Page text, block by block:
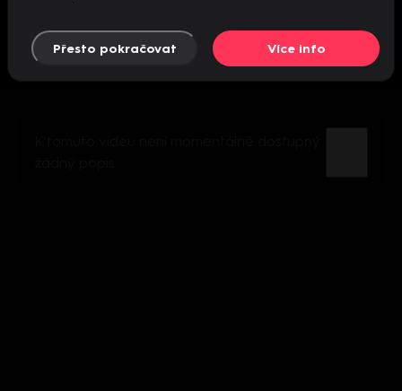
Přesto pokračovat Více info